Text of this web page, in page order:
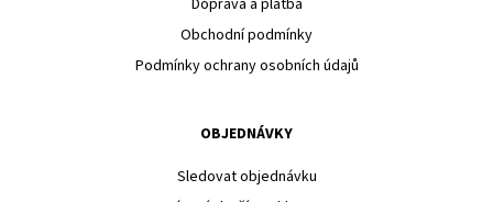
Obchodní podmínky
Podmínky ochrany osobních údajů
OBJEDNÁVKY
Sledovat objednávku